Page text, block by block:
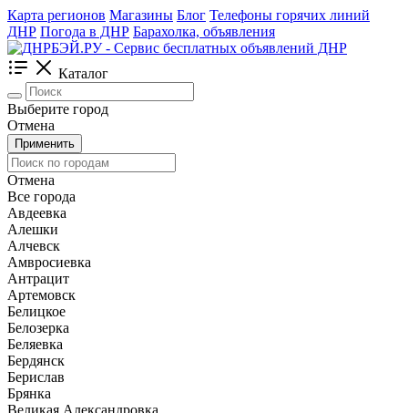
Карта регионов Магазины Блог Телефоны горячих линий
ДНР Погода в ДНР Барахолка, объявления
Каталог
Выберите город
Отмена
Применить
Отмена
Все города
Авдеевка
Алешки
Алчевск
Амвросиевка
Антрацит
Артемовск
Белицкое
Белозерка
Беляевка
Бердянск
Берислав
Брянка
Великая Александровка